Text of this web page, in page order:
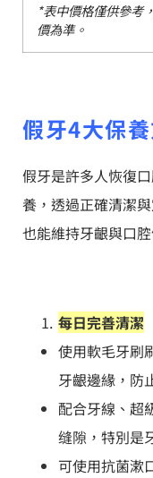
*表中價格僅供參考
價為準。
假牙4大保
假牙是許多人恢復
養，透過正確清潔
也能維持牙齦與口
每日完善清潔
使用軟毛牙刷
牙齦邊緣，防
配合牙線、超
缝隙，特別是
可使用抗菌漱